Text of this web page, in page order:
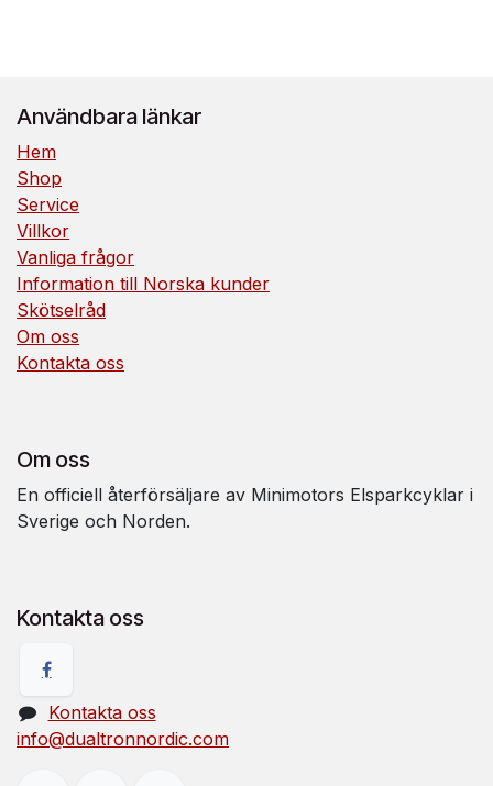
Användbara länkar
Hem
Shop
Service
Villkor
Vanliga frågor
Information till Norska kunder
Skötselråd
Om oss
Kontakta oss
Om oss
En officiell återförsäljare av Minimotors Elsparkcyklar i
Sverige och Norden.
Kontakta oss
Kontakta oss
info@dualtronnordic.com